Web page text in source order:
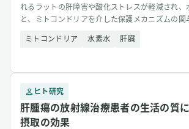
れるラットの肝障害や酸化ストレスが軽減され、
と、ミトコンドリアを介した保護メカニズムの関
ミトコンドリア
水素水 肝臓
ヒト研究
肝腫瘍の放射線治療患者の生活の質
摂取の効果